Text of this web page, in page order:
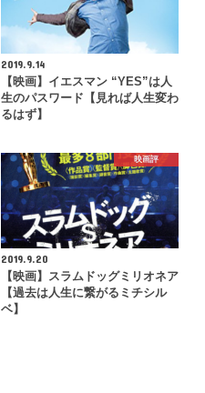
2019.9.14
【映画】イエスマン “YES”は人
生のパスワード【見れば人生変わ
るはず】
映画評
2019.9.20
【映画】スラムドッグミリオネア
【過去は人生に繋がるミチシル
ベ】